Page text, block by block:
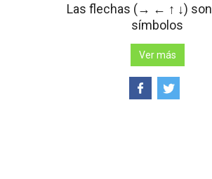
Las flechas (→ ← ↑ ↓)
símbolos
Ver más